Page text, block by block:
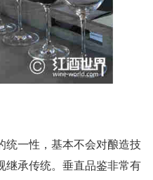
统一性，基本不会对酿造技
继承传统。垂直品鉴非常有